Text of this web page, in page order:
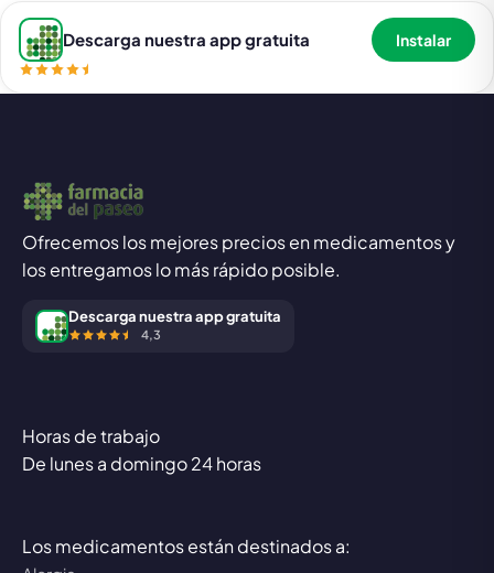
Descarga nuestra app gratuita Instalar
Ofrecemos los mejores precios en medicamentos y
los entregamos lo más rápido posible.
Descarga nuestra app gratuita
4,3
Horas de trabajo
De lunes a domingo 24 horas
Los medicamentos están destinados a: